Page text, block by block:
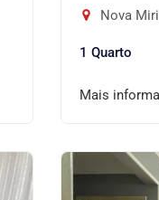
Nova
1 Quarto
Mais